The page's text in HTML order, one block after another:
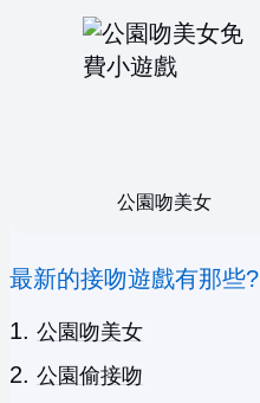
公園吻美女
最新的接吻遊戲有那些?
公園吻美女
公園偷接吻